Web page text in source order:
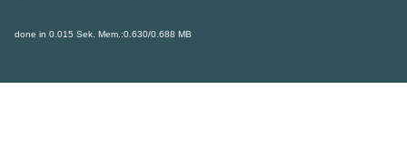
done in 0.015 Sek. Mem.:0.630/0.688 MB